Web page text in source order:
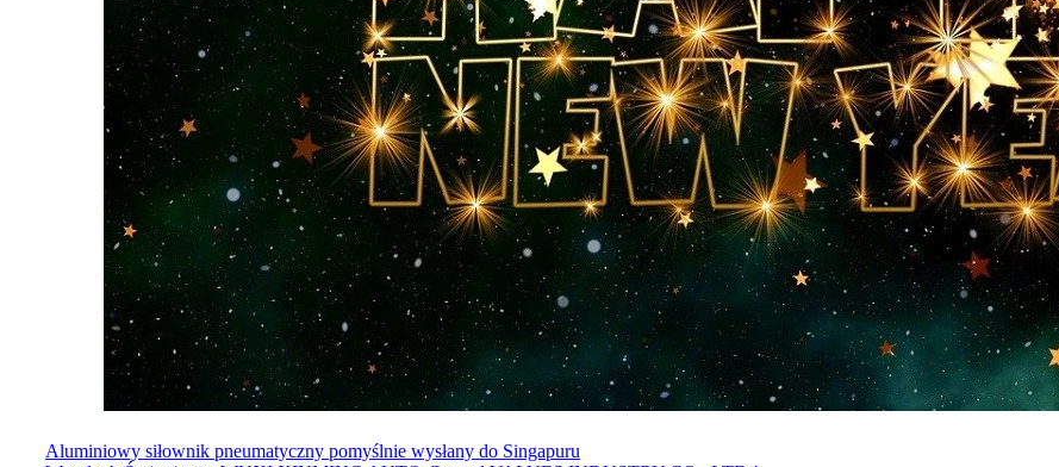
Aluminiowy siłownik pneumatyczny pomyślnie wysłany do Singapuru